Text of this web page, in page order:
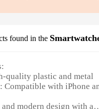
found in the
quality plastic and metal
with iPhone
modern design with a